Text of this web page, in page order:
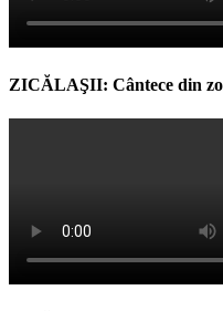
ZICĂLAŞII: Cântece din